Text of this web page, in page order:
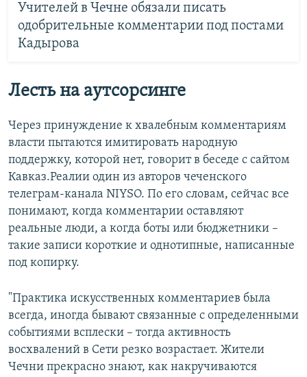
Учителей в Чечне обязали писать
одобрительные комментарии под постами
Кадырова
Лесть на аутсорсинге
Через принуждение к хвалебным комментариям
власти пытаются имитировать народную
поддержку, которой нет, говорит в беседе с сайтом
Кавказ.Реалии один из авторов чеченского
телеграм-канала NIYSO. По его словам, сейчас все
понимают, когда комментарии оставляют
реальные люди, а когда боты или бюджетники –
такие записи короткие и однотипные, написанные
под копирку.
"Практика искусственных комментариев была
всегда, иногда бывают связанные с определенными
событиями всплески – тогда активность
восхвалений в Сети резко возрастает. Жители
Чечни прекрасно знают, как накручиваются